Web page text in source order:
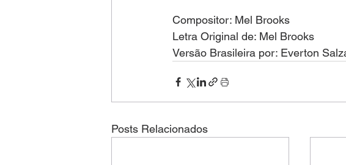
Compositor: Mel Brooks
Letra Original de: Mel Brooks
Versão Brasileira por: Everton
Posts Relacionados